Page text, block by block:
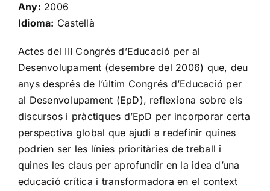
Any: 2006
Idioma: Castellà
Actes del III Congrés d’Educació per al
Desenvolupament (desembre del 2006) que, deu
anys després de l’últim Congrés d’Educació per
al Desenvolupament (EpD), reflexiona sobre els
discursos i pràctiques d’EpD per incorporar certa
perspectiva global que ajudi a redefinir quines
podrien ser les línies prioritàries de treball i
quines les claus per aprofundir en la idea d’una
educació crítica i transformadora en el context